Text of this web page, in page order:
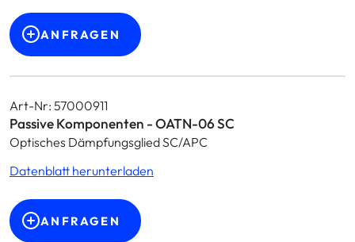
ANFRAGEN
Art-Nr: 57000911
Passive Komponenten - OATN-06 SC
Optisches Dämpfungsglied SC/APC
Datenblatt herunterladen
ANFRAGEN